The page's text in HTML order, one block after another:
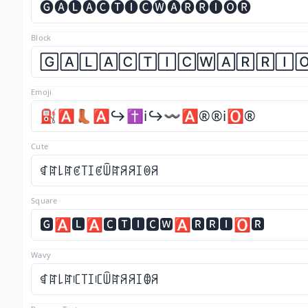
🅖🅐🅛🅐🅒🅣🅘🅒🅦🅐🅡🅡🅘🅞🅡
Block
Emoji
⛽🅰️👢🅰️↪️✝️ℹ️↪️〰️🅰️®️®️ℹ️🅾️®️
Cute
ꁍꍏ꒒ꍏꏳ꓄ꀤꏳꅏꍏꋪꋪꀤꉻꋪ
Square
🅶🅰🅻🅰🅲🆃🅸🅲🆆🅰🆁🆁🅸🅾🆁
Wavy
ꁍꍏ꒒ꍏꏸ꓄ꀤꏸꅏꍏꋪꋪꀤꂦꋪ